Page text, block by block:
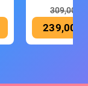
309,00 €
239,00 €